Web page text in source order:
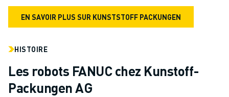
EN SAVOIR PLUS SUR KUNSTSTOFF PACKUNGEN
HISTOIRE
Les robots FANUC chez Kunstoff-
Packungen AG